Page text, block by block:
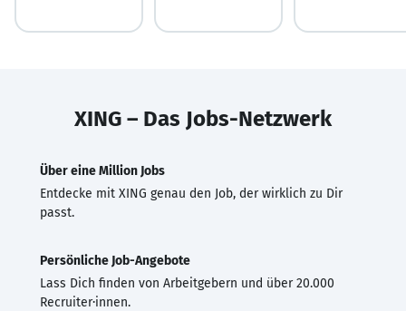
XING – Das Jobs-Netzwerk
Über eine Million Jobs
Entdecke mit XING genau den Job, der wirklich zu Dir
passt.
Persönliche Job-Angebote
Lass Dich finden von Arbeitgebern und über 20.000
Recruiter·innen.